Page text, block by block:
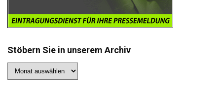
Stöbern Sie in unserem Archiv
Sie